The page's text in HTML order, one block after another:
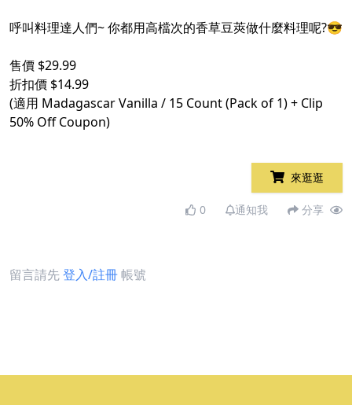
呼叫料理達人們~ 你都用高檔次的香草豆莢做什麼料理呢?😎
售價 $29.99
折扣價 $14.99
(適用 Madagascar Vanilla / 15 Count (Pack of 1) + Clip
50% Off Coupon)
來逛逛
0 通知我 分享
留言請先登入/註冊帳號